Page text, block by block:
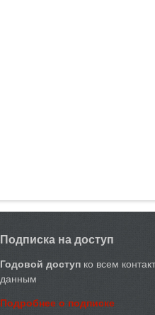
Подписка на доступ
Годовой доступ ко всем
данным
Подробнее о подписке